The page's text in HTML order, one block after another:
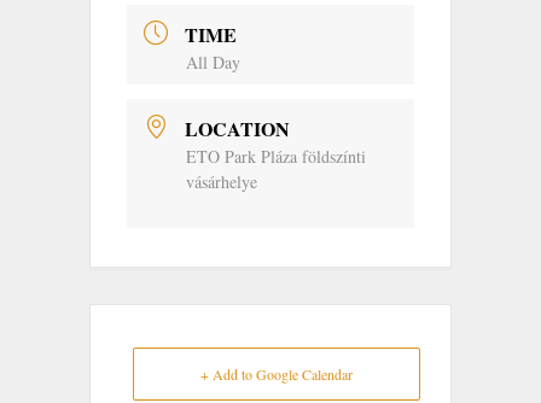
TIME
All Day
LOCATION
ETO Park Pláza földszínti
vásárhelye
+ Add to Google Calendar